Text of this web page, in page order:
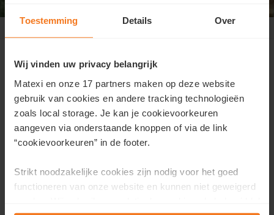
Toestemming Details Over
Wij vinden uw privacy belangrijk
Matexi en onze 17 partners maken op deze website
gebruik van cookies en andere tracking technologieën
zoals local storage. Je kan je cookievoorkeuren
aangeven via onderstaande knoppen of via de link
“cookievoorkeuren” in de footer.
Strikt noodzakelijke cookies zijn nodig voor het goed
functioneren van onze website en kunnen niet geweigerd
Genk Bosart >
Bosart ontluikt: beleef Bosart op
locatie
Op 22 februariopenen we tussen 10.00 en 13.00 uur
de deuren van ons verkoopkantoor in Bosart. Dit is
jouw kans om de serene, bosrijke omgeving
over het project te verkrijgen. We geven je ook
meteen meer informatie mee over de 6% btw-